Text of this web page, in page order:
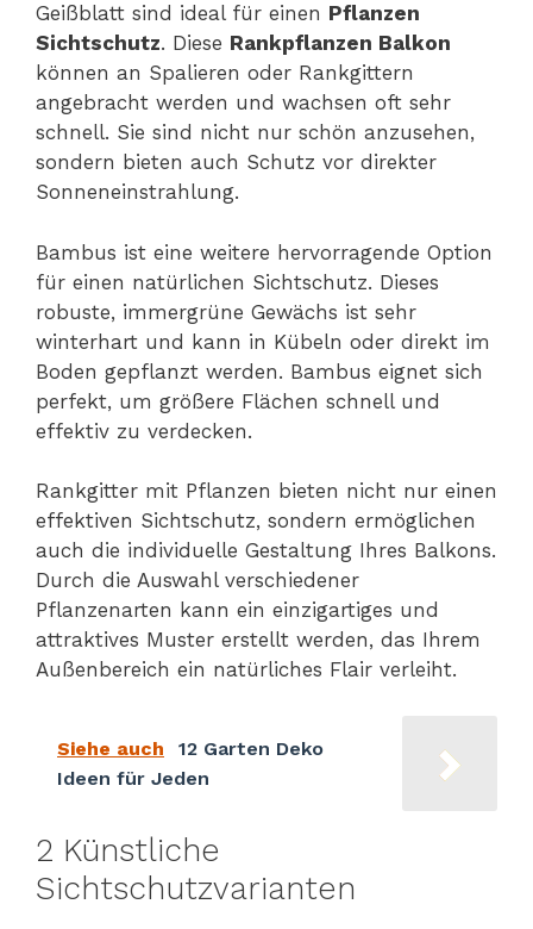
Geißblatt sind ideal für einen Pflanzen
Sichtschutz. Diese Rankpflanzen Balkon
können an Spalieren oder Rankgittern
angebracht werden und wachsen oft sehr
schnell. Sie sind nicht nur schön anzusehen,
sondern bieten auch Schutz vor direkter
Sonneneinstrahlung.
Bambus ist eine weitere hervorragende Option
für einen natürlichen Sichtschutz. Dieses
robuste, immergrüne Gewächs ist sehr
winterhart und kann in Kübeln oder direkt im
Boden gepflanzt werden. Bambus eignet sich
perfekt, um größere Flächen schnell und
effektiv zu verdecken.
Rankgitter mit Pflanzen bieten nicht nur einen
effektiven Sichtschutz, sondern ermöglichen
auch die individuelle Gestaltung Ihres Balkons.
Durch die Auswahl verschiedener
Pflanzenarten kann ein einzigartiges und
attraktives Muster erstellt werden, das Ihrem
Außenbereich ein natürliches Flair verleiht.
Siehe auch
12 Garten Deko
Ideen für Jeden
2 Künstliche
Sichtschutzvarianten